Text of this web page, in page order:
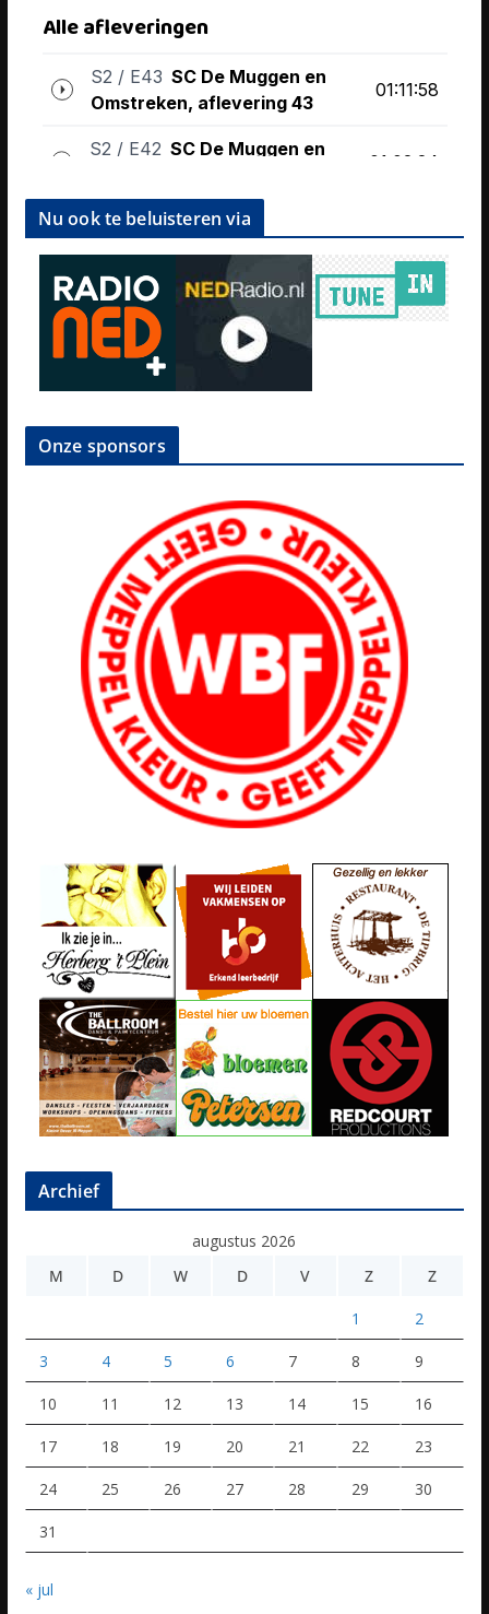
Nu ook te beluisteren via
Onze sponsors
Archief
augustus 2026
M
D W D V Z Z
1 2
3 4 5 6 7 8 9
10 11 12 13 14 15 16
17 18 19 20 21 22 23
24 25 26 27 28 29 30
31
« jul